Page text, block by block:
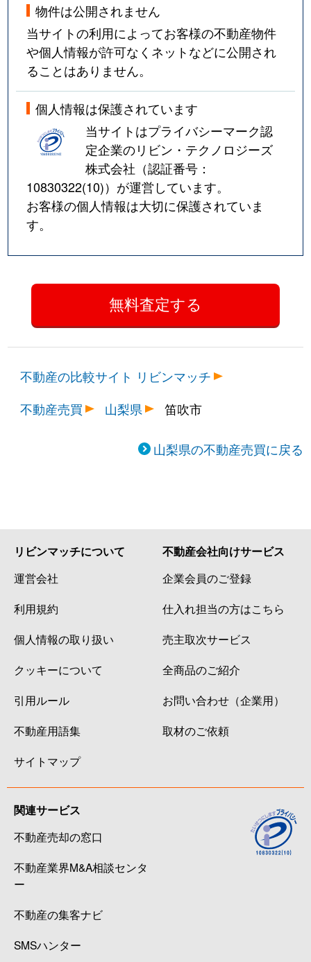
物件は公開されません
当サイトの利用によってお客様の不動産物件
や個人情報が許可なくネットなどに公開され
ることはありません。
個人情報は保護されています
当サイトはプライバシーマーク認
定企業のリビン・テクノロジーズ
株式会社（認証番号：
10830322(10)）が運営しています。
お客様の個人情報は大切に保護されていま
す。
不動産の比較サイト リビンマッチ
不動産売買
山梨県 笛吹市
山梨県の不動産売買に戻る
リビンマッチについて
運営会社
利用規約
個人情報の取り扱い
クッキーについて
引用ルール
不動産用語集
サイトマップ
不動産会社向けサービス
企業会員のご登録
仕入れ担当の方はこちら
売主取次サービス
全商品のご紹介
お問い合わせ（企業用）
取材のご依頼
関連サービス
不動産売却の窓口
不動産業界M&A相談センタ
ー
不動産の集客ナビ
SMSハンター